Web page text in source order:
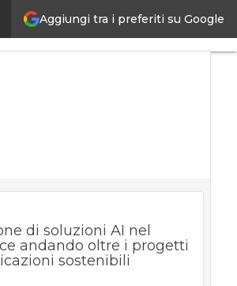
Aggiungi tra i preferiti su Google
di soluzioni AI nel
andando oltre i progetti
sostenibili